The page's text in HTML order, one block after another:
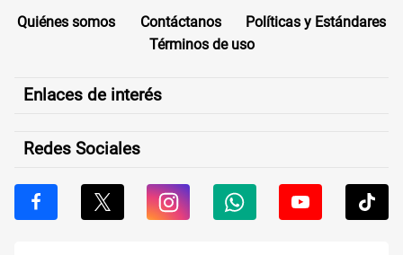
Quiénes somos Contáctanos
Políticas y Estándares
Términos de uso
Enlaces de interés
Redes Sociales